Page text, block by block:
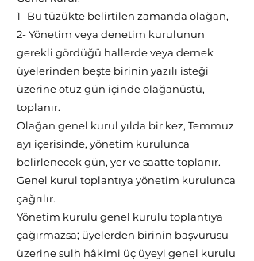
1- Bu tüzükte belirtilen zamanda olağan,
2- Yönetim veya denetim kurulunun
gerekli gördüğü hallerde veya dernek
üyelerinden beşte birinin yazılı isteği
üzerine otuz gün içinde olağanüstü,
toplanır.
Olağan genel kurul yılda bir kez, Temmuz
ayı içerisinde, yönetim kurulunca
belirlenecek gün, yer ve saatte toplanır.
Genel kurul toplantıya yönetim kurulunca
çağrılır.
Yönetim kurulu genel kurulu toplantıya
çağırmazsa; üyelerden birinin başvurusu
üzerine sulh hâkimi üç üyeyi genel kurulu